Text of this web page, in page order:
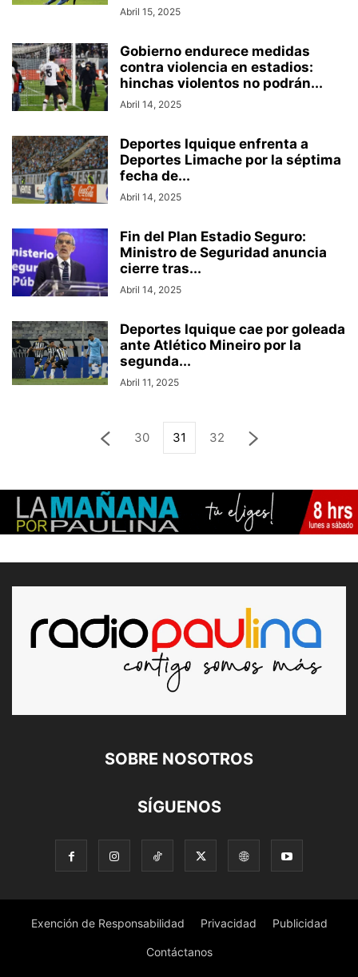
Abril 15, 2025
Gobierno endurece medidas
contra violencia en estadios:
hinchas violentos no podrán...
Abril 14, 2025
Deportes Iquique enfrenta a
Deportes Limache por la séptima
fecha de...
Abril 14, 2025
Fin del Plan Estadio Seguro:
Ministro de Seguridad anuncia
cierre tras...
Abril 14, 2025
Deportes Iquique cae por goleada
ante Atlético Mineiro por la
segunda...
Abril 11, 2025
30 31 32
SOBRE NOSOTROS
SÍGUENOS
Exención de Responsabilidad Privacidad Publicidad
Contáctanos